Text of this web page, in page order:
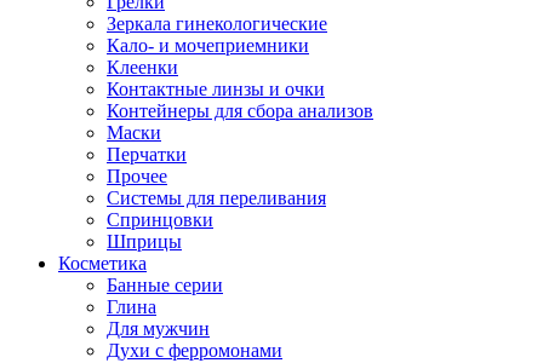
Зеркала гинекологические
Кало- и мочеприемники
Клеенки
Контактные линзы и очки
Контейнеры для сбора анализов
Маски
Перчатки
Прочее
Системы для переливания
Спринцовки
Шприцы
Косметика
Банные серии
Глина
Для мужчин
Духи с ферромонами